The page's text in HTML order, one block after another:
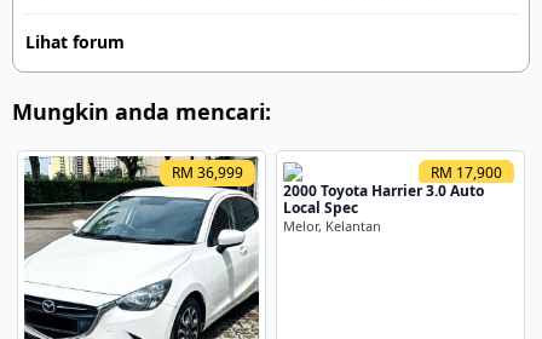
tapi lepas pakai baru perasan warna tu tak praktikal untuk lifestyle
sendiri. Kalau korang jenis busy, tak sempat nak basuh kereta selalu,
[…]
Lihat forum
Mungkin anda mencari:
RM 36,999
RM 17,900
2000 Toyota Harrier 3.0 Auto
Local Spec
Melor, Kelantan